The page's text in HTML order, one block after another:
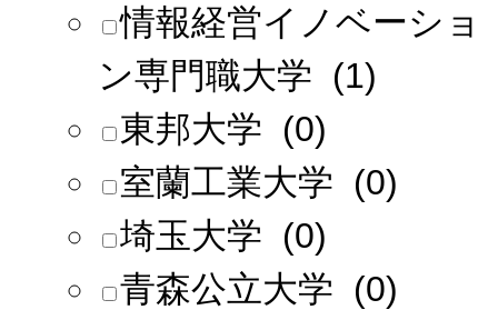
情報経営イノベーショ
ン専門職大学 (1)
東邦大学 (0)
室蘭工業大学 (0)
埼玉大学 (0)
青森公立大学 (0)